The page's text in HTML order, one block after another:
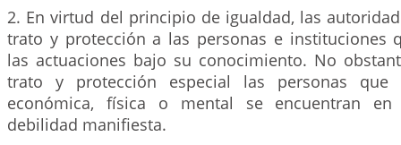
2. En virtud del principio de igualdad, las
trato y protección a las personas e instituciones
las actuaciones bajo su conocimiento. No
trato y protección especial las personas
económica, física o mental se encuentran en
debilidad manifiesta.